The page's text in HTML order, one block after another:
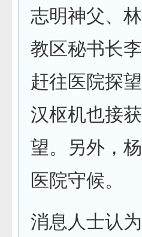
志明神父、
教区秘书长
赶往医院探
汉枢机也接
望。另外，
医院守候。
消息人士认